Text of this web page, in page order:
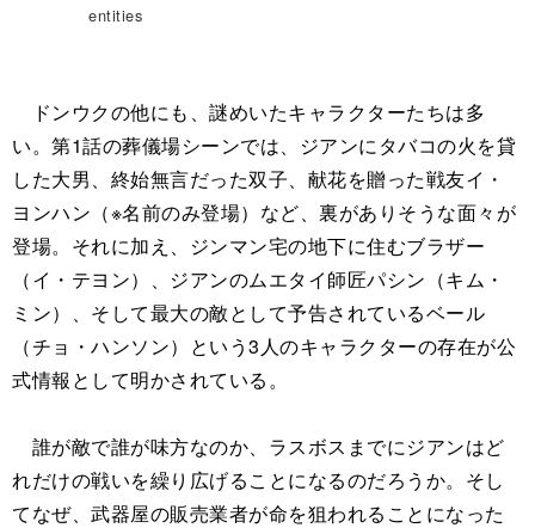
entities
ドンウクの他にも、謎めいたキャラクターたちは多
い。第1話の葬儀場シーンでは、ジアンにタバコの火を貸
した大男、終始無言だった双子、献花を贈った戦友イ・
ヨンハン（※名前のみ登場）など、裏がありそうな面々が
登場。それに加え、ジンマン宅の地下に住むブラザー
（イ・テヨン）、ジアンのムエタイ師匠パシン（キム・
ミン）、そして最大の敵として予告されているベール
（チョ・ハンソン）という3人のキャラクターの存在が公
式情報として明かされている。
誰が敵で誰が味方なのか、ラスボスまでにジアンはど
れだけの戦いを繰り広げることになるのだろうか。そし
てなぜ、武器屋の販売業者が命を狙われることになった